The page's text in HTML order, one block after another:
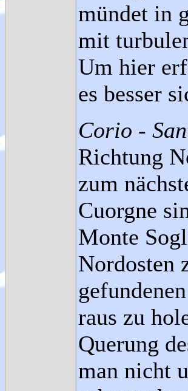
mündet in
mit
Um hier
es besser
Corio -
Richtung
zum
Cuorgne
Monte
Nordosten
raus zu
Querung
man nicht